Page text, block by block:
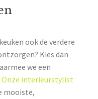
ook de verdere
Kies dan
we een
Onze interieurstylist
mooiste,